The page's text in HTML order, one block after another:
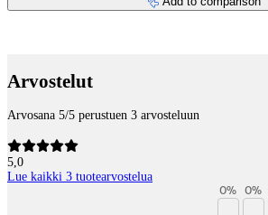
Arvostelut
Arvosana 5/5 perustuen 3 arvosteluun
5,0
Lue kaikki 3 tuotearvostelua
0% 0%